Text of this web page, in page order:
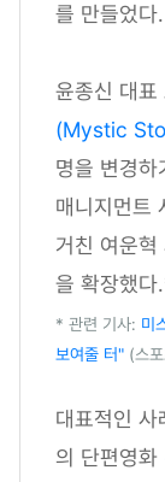
를 만들었다.
윤종신 대표
(Mystic
명을 변경
매니지먼트
거친 여운혁
을 확장했다
* 관련 기사: 미
보여줄 터" (스
대표적인
의 단편영화